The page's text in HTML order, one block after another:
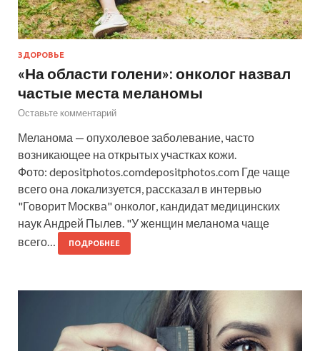
ЗДОРОВЬЕ
«На области голени»: онколог назвал
частые места меланомы
Оставьте комментарий
Меланома — опухолевое заболевание, часто
возникающее на открытых участках кожи.
Фото: depositphotos.comdepositphotos.com Где чаще
всего она локализуется, рассказал в интервью
"Говорит Москва" онколог, кандидат медицинских
наук Андрей Пылев. "У женщин меланома чаще
всего…
ПОДРОБНЕЕ